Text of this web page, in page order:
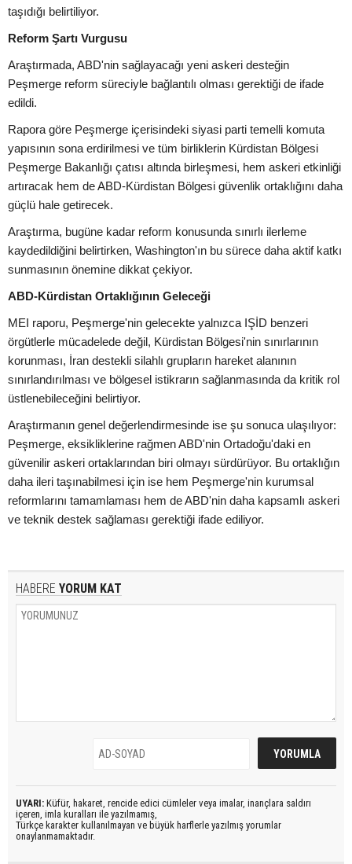
taşıdığı belirtiliyor.
Reform Şartı Vurgusu
Araştırmada, ABD'nin sağlayacağı yeni askeri desteğin
Peşmerge reform süreciyle bağlantılı olması gerektiği de ifade
edildi.
Rapora göre Peşmerge içerisindeki siyasi parti temelli komuta
yapısının sona erdirilmesi ve tüm birliklerin Kürdistan Bölgesi
Peşmerge Bakanlığı çatısı altında birleşmesi, hem askeri etkinliği
artıracak hem de ABD-Kürdistan Bölgesi güvenlik ortaklığını daha
güçlü hale getirecek.
Araştırma, bugüne kadar reform konusunda sınırlı ilerleme
kaydedildiğini belirtirken, Washington'ın bu sürece daha aktif katkı
sunmasının önemine dikkat çekiyor.
ABD-Kürdistan Ortaklığının Geleceği
MEI raporu, Peşmerge'nin gelecekte yalnızca IŞİD benzeri
örgütlerle mücadelede değil, Kürdistan Bölgesi'nin sınırlarının
korunması, İran destekli silahlı grupların hareket alanının
sınırlandırılması ve bölgesel istikrarın sağlanmasında da kritik rol
üstlenebileceğini belirtiyor.
Araştırmanın genel değerlendirmesinde ise şu sonuca ulaşılıyor:
Peşmerge, eksikliklerine rağmen ABD'nin Ortadoğu'daki en
güvenilir askeri ortaklarından biri olmayı sürdürüyor. Bu ortaklığın
daha ileri taşınabilmesi için ise hem Peşmerge'nin kurumsal
reformlarını tamamlaması hem de ABD'nin daha kapsamlı askeri
ve teknik destek sağlaması gerektiği ifade ediliyor.
HABERE YORUM KAT
UYARI: Küfür, hakaret, rencide edici cümleler veya imalar, inançlara saldırı
içeren, imla kuralları ile yazılmamış,
Türkçe karakter kullanılmayan ve büyük harflerle yazılmış yorumlar
onaylanmamaktadır.